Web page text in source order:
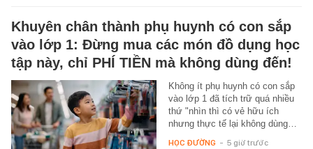
Khuyên chân thành phụ huynh có con sắp
vào lớp 1: Đừng mua các món đồ dụng học
tập này, chỉ PHÍ TIỀN mà không dùng đến!
Không ít phụ huynh có con sắp
vào lớp 1 đã tích trữ quá nhiều
thứ "nhìn thì có vẻ hữu ích
nhưng thực tế lại không dùng…
HỌC ĐƯỜNG - 5 giờ trước